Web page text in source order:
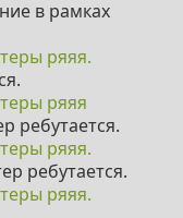
в рамках
ряяя.
ряяя
ребутается.
ряяя.
ребутается.
ряяя.